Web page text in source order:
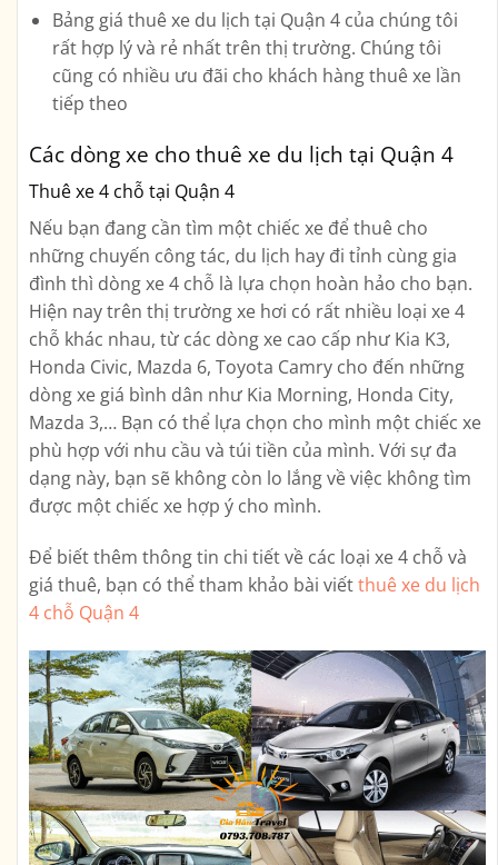
Bảng giá thuê xe du lịch tại Quận 4 của chúng tôi
rất hợp lý và rẻ nhất trên thị trường. Chúng tôi
cũng có nhiều ưu đãi cho khách hàng thuê xe lần
tiếp theo
Các dòng xe cho thuê xe du lịch tại Quận 4
Thuê xe 4 chỗ tại Quận 4
Nếu bạn đang cần tìm một chiếc xe để thuê cho
những chuyến công tác, du lịch hay đi tỉnh cùng gia
đình thì dòng xe 4 chỗ là lựa chọn hoàn hảo cho bạn.
Hiện nay trên thị trường xe hơi có rất nhiều loại xe 4
chỗ khác nhau, từ các dòng xe cao cấp như Kia K3,
Honda Civic, Mazda 6, Toyota Camry cho đến những
dòng xe giá bình dân như Kia Morning, Honda City,
Mazda 3,… Bạn có thể lựa chọn cho mình một chiếc xe
phù hợp với nhu cầu và túi tiền của mình. Với sự đa
dạng này, bạn sẽ không còn lo lắng về việc không tìm
được một chiếc xe hợp ý cho mình.
Để biết thêm thông tin chi tiết về các loại xe 4 chỗ và
giá thuê, bạn có thể tham khảo bài viếtthuê xe du lịch
4 chỗ Quận 4